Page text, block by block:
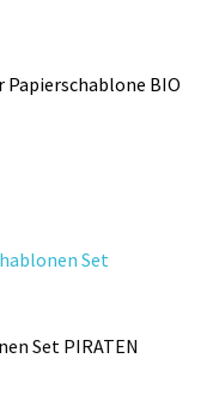
Papierschablone BIO
Set PIRATEN